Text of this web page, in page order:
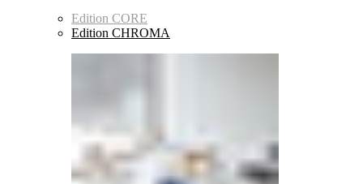
Edition CORE
Edition CHROMA